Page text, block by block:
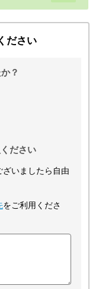
ださい
？
ださい
いましたら自由
をご利用くださ